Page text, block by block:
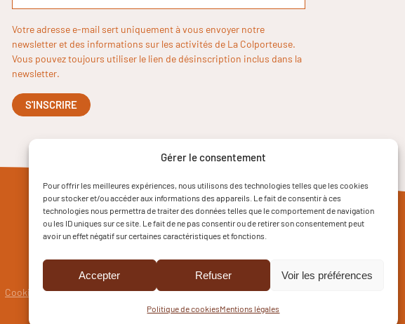
Gérer le consentement
Pour offrir les meilleures expériences, nous utilisons des technologies telles que les cookies
pour stocker et/ou accéder aux informations des appareils. Le fait de consentir à ces
technologies nous permettra de traiter des données telles que le comportement de navigation
ou les ID uniques sur ce site. Le fait de ne pas consentir ou de retirer son consentement peut
avoir un effet négatif sur certaines caractéristiques et fonctions.
Accepter Refuser Voir les préférences
Politique de cookiesMentions légales
Votre adresse e-mail sert uniquement à vous envoyer notre
newsletter et des informations sur les activités de La Colporteuse.
Vous pouvez toujours utiliser le lien de désinscription inclus dans la
newsletter.
Cookies